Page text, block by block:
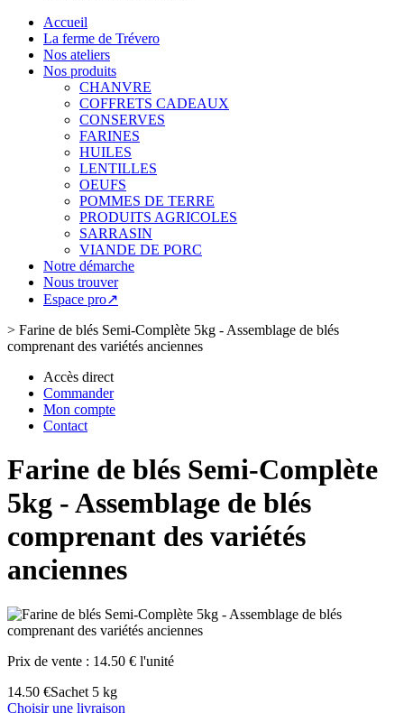
Accueil
La ferme de Trévero
Nos ateliers
Nos produits
CHANVRE
COFFRETS CADEAUX
CONSERVES
FARINES
HUILES
LENTILLES
OEUFS
POMMES DE TERRE
PRODUITS AGRICOLES
SARRASIN
VIANDE DE PORC
Notre démarche
Nous trouver
Espace pro↗
> Farine de blés Semi-Complète 5kg - Assemblage de blés
comprenant des variétés anciennes
Accès direct
Commander
Mon compte
Contact
Farine de blés Semi-Complète
5kg - Assemblage de blés
comprenant des variétés
anciennes
Prix de vente : 14.50 € l'unité
14.50 €Sachet 5 kg
Choisir une livraison